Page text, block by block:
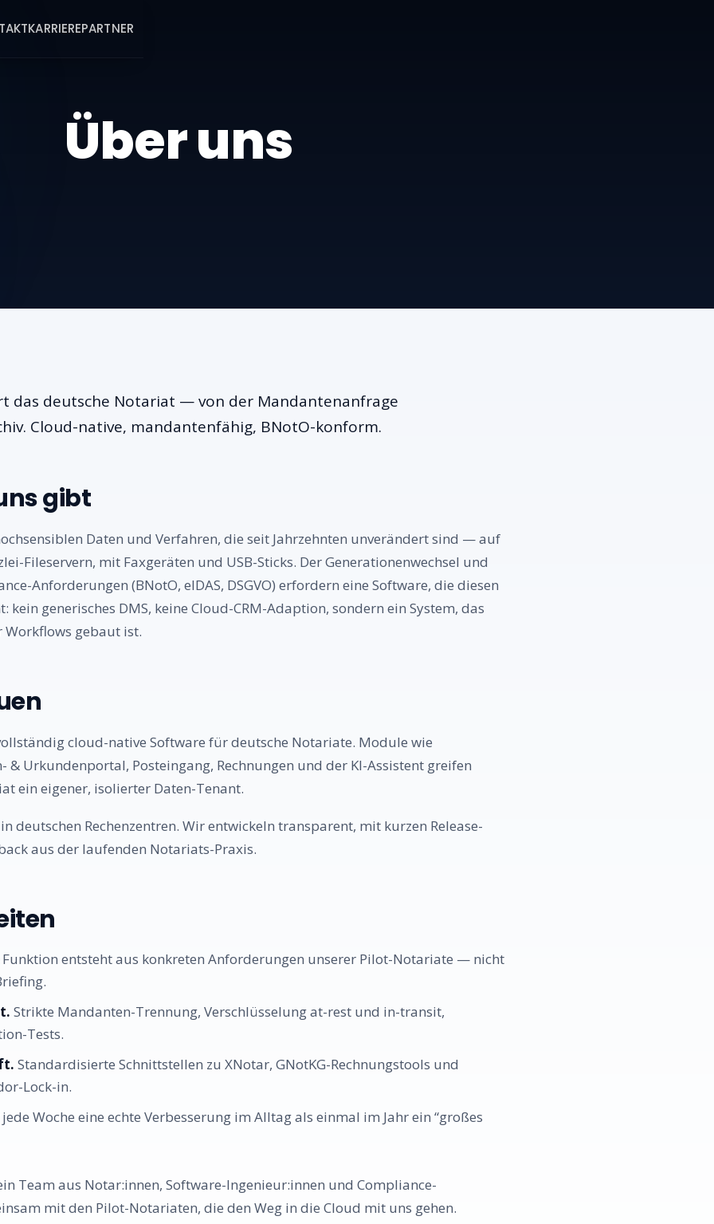
KARRIEREPARTNER
Über uns
das deutsche Notariat — von der Mandantenanfrage
Cloud-native, mandantenfähig, BNotO-konform.
gibt
Daten und Verfahren, die seit Jahrzehnten unverändert sind — auf
Fileservern, mit Faxgeräten und USB-Sticks. Der Generationenwechsel und
Anforderungen (BNotO, eIDAS, DSGVO) erfordern eine Software, die diesen
kein generisches DMS, keine Cloud-CRM-Adaption, sondern ein System, das
gebaut ist.
cloud-native Software für deutsche Notariate. Module wie
& Urkundenportal, Posteingang, Rechnungen und der KI-Assistent greifen
ein eigener, isolierter Daten-Tenant.
deutschen Rechenzentren. Wir entwickeln transparent, mit kurzen Release-
aus der laufenden Notariats-Praxis.
Funktion entsteht aus konkreten Anforderungen unserer Pilot-Notariate — nicht
Strikte Mandanten-Trennung, Verschlüsselung at-rest und in-transit,
Tests.
Standardisierte Schnittstellen zu XNotar, GNotKG-Rechnungstools und
Lock-in.
Woche eine echte Verbesserung im Alltag als einmal im Jahr ein “großes
Team aus Notar:innen, Software-Ingenieur:innen und Compliance-
mit den Pilot-Notariaten, die den Weg in die Cloud mit uns gehen.